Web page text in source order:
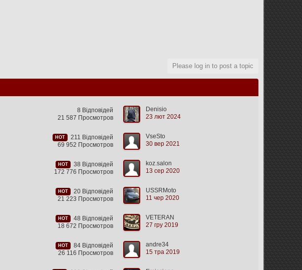
Please log in to post a topic
8 Відповідей
21 587 Просмотров
Denisio
23 лют 2024
HOT
211 Відповідей
69 952 Просмотров
VseSto
30 вер 2021
HOT
38 Відповідей
172 776 Просмотров
koz.salon
13 сер 2020
HOT
20 Відповідей
21 223 Просмотров
USSRMoto
11 чер 2020
HOT
48 Відповідей
18 672 Просмотров
VETERAN
27 гру 2019
HOT
84 Відповідей
26 116 Просмотров
andre34
15 тра 2019